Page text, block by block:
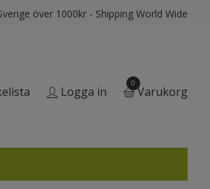
över 1000kr - Shipping World Wide
Logga in
0
Varukorg